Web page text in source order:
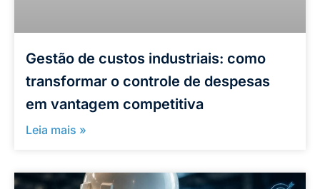
Gestão de custos industriais: como
transformar o controle de despesas
em vantagem competitiva
Leia mais »